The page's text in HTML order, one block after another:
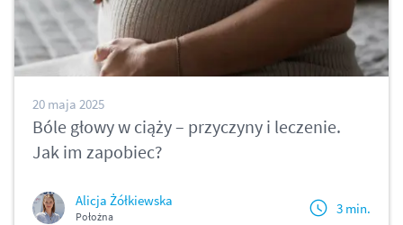
20 maja 2025
Bóle głowy w ciąży – przyczyny i leczenie.
Jak im zapobiec?
Alicja Żółkiewska
Położna 3 min.